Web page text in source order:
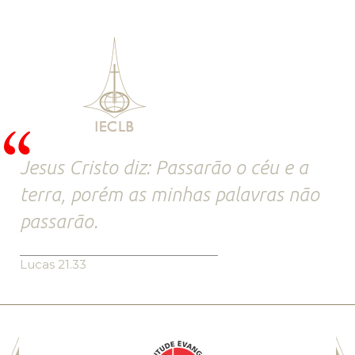
Jesus Cristo diz: Passarão o céu e a
terra, porém as minhas palavras não
passarão.
Lucas 21.33